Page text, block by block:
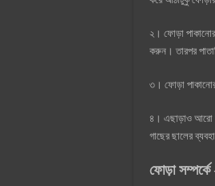
২। ফোড়া পাকানোর
করুন। তারপর
৩। ফোড়া পাকানোর
৪। এছাড়াও আরো
গাছের ছালের
ফোড়া